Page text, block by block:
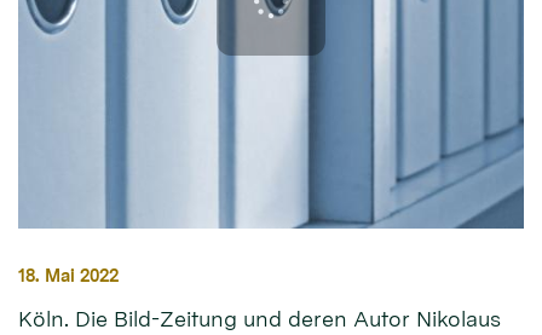
18. Mai 2022
Köln. Die Bild-Zeitung und deren Autor Nikolaus